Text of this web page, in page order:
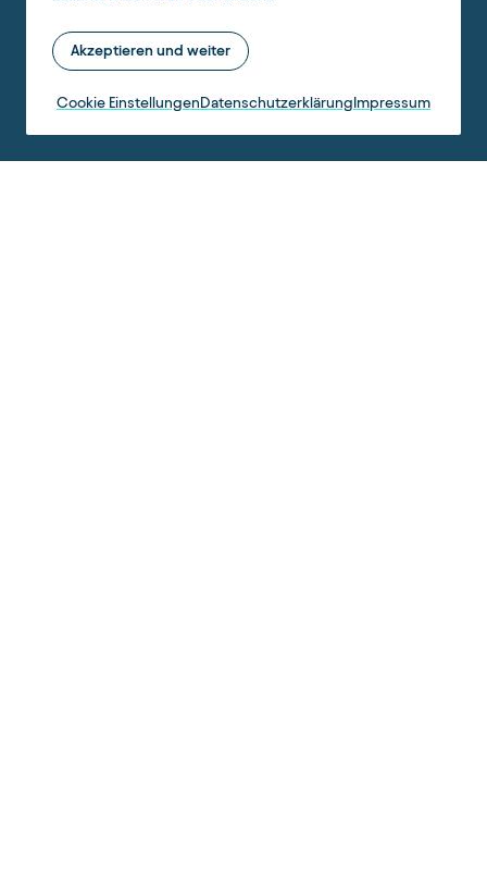
Akzeptieren und weiter
Cookie Einstellungen Datenschutzerklärung Impressum